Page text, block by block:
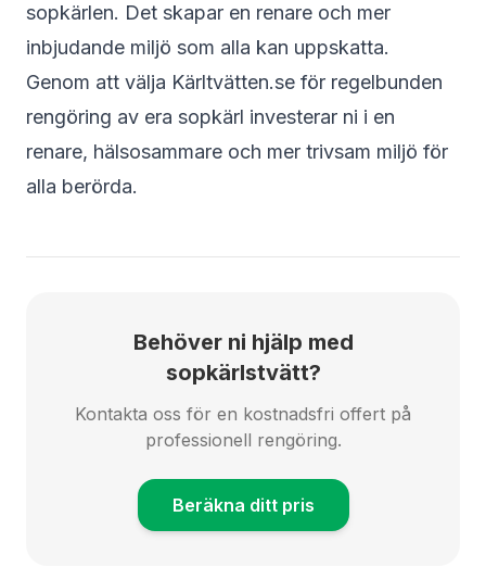
sopkärlen. Det skapar en renare och mer
inbjudande miljö som alla kan uppskatta.
Genom att välja Kärltvätten.se för regelbunden
rengöring av era sopkärl investerar ni i en
renare, hälsosammare och mer trivsam miljö för
alla berörda.
Behöver ni hjälp med
sopkärlstvätt?
Kontakta oss för en kostnadsfri offert på
professionell rengöring.
Beräkna ditt pris